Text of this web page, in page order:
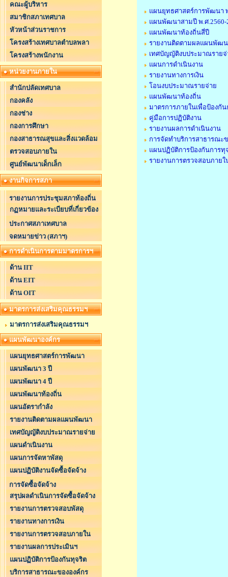
คณะผู้บริหาร
สมาชิกสภาเทศบาล
หัวหน้าส่วนราชการ
โครงสร้างเทศบาลตำบลพลา
โครงสร้างพนักงาน
หน่วยงานภายใน
สำนักปลัดเทศบาล
กองคลัง
กองช่าง
กองการศึกษา
กองสาธารณสุขและสิ่งแวดล้อม
ตรวจสอบภายใน
ศูนย์พัฒนาเด็กเล็ก
งานกิจการสภา
รายงานการประชุมสภาท้องถิ่น
กฏหมายและระเบียบที่เกี่ยวข้อง
ประกาศสภาเทศบาล
จดหมายข่าว (สภาฯ)
การดำเนินการตามมาตรการฯ
ด้าน IIT
ด้าน EIT
ด้าน OIT
มาตรการส่งเสริมคุณธรรมฯ
มาตรการส่งเสริมคุณธรรมฯ
แผนพัฒนาองค์กร
แผนยุทธศาสตร์การพัฒนา
แผนพัฒนา 3 ปี
แผนพัฒนา 4 ปี
แผนพัฒนาท้องถิ่น
แผนอัตรากำลัง
รายงานติดตามผลแผนพัฒนา
เทศบัญญัติงบประมาณรายจ่าย
แผนดำเนินงาน
แผนการจัดหาพัสดุ
แผนปฏิบัติงานจัดซื้อจัดจ้าง
การจัดซื้อจัดจ้าง
สรุปผลดำเนินการจัดซื้อจัดจ้าง
รายงานการตรวจสอบพัสดุ
รายงานทางการเงิน
รายงานการตรวจสอบภายใน
รายงานผลการประเมินฯ
แผนปฏิบัติการป้องกันทุจริต
บริการสาธารณะขององค์กร
แผนยุทธศาสตร์การพัฒนา
แผนพัฒนาสามปี พ.ศ.2560-
แผนพัฒนาท้องถิ่นสี่ปี
รายงานติดตามผลแผนพัฒ
เทศบัญญัติงบประมาณรายจ่
แผนการดำเนินงาน
รายงานทางการเงิน
โอนงบประมาณรายจ่าย
แผนพัฒนาท้องถิ่น
มาตรการภายในเพื่อป้องกั
คู่มือการปฏิบัติงาน
รายงานผลการดำเนินงาน
การจัดทำบริการสาธารณะ
แผนปฏิบัติการป้องกันการทุ
รายงานการตรวจสอบภายใ